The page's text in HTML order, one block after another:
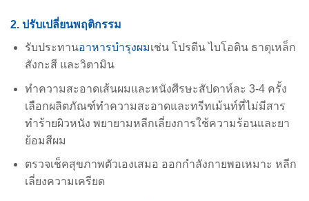
2. ปรับเปลี่ยนพฤติกรรม
รับประทานอาหารบำรุงผมเช่น โปรตีน ไบโอติน ธาตุเหล็ก
สังกะสี และวิตามิน
ทำความสะอาดเส้นผมและหนังศีรษะสัปดาห์ละ 3-4 ครั้ง
เลือกผลิตภัณฑ์ทำความสะอาดและทรีทเม้นท์ที่ไม่มีสาร
ทำร้ายผิวหนัง พยายามหลีกเลี่ยงการใช้ความร้อนและยา
ย้อมสีผม
ตรวจเช็คสุขภาพตัวเองเสมอ ออกกำลังกายพอเหมาะ หลีก
เลี่ยงความเครียด